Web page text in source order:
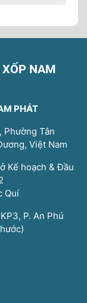
XỐP NAM
PHÁT
Tân
Việt Nam
Kế hoạch & Đầu
Quí
P. An Phú